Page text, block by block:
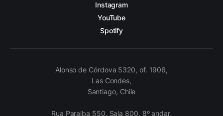
Instagram
YouTube
Spotify
Alonso de Córdova 5320, of. 1906,
Las Condes,
Santiago, Chile
Rua Paraiba 550, Sala 800, 8º andar,